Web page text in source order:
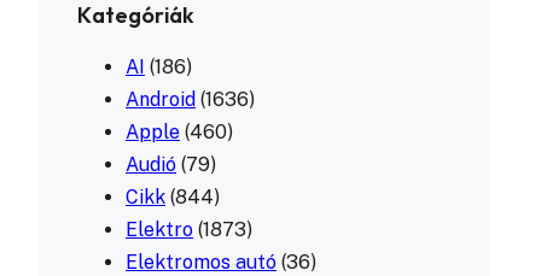
Kategóriák
AI (186)
Android (1636)
Apple (460)
Audió (79)
Cikk (844)
Elektro (1873)
Elektromos autó (36)